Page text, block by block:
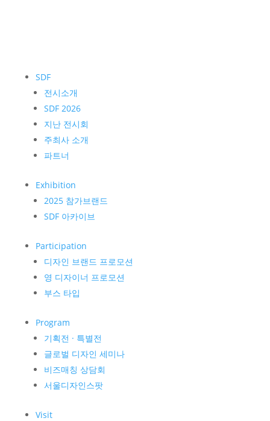
SDF
전시소개
SDF 2026
지난 전시회
주최사 소개
파트너
Exhibition
2025 참가브랜드
SDF 아카이브
Participation
디자인 브랜드 프로모션
영 디자이너 프로모션
부스 타입
Program
기획전 · 특별전
글로벌 디자인 세미나
비즈매칭 상담회
서울디자인스팟
Visit